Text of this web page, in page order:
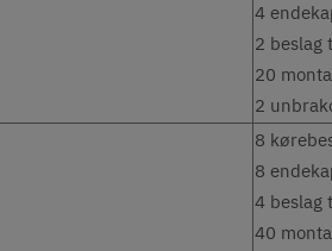
4
2
20
2
8
8
4
40